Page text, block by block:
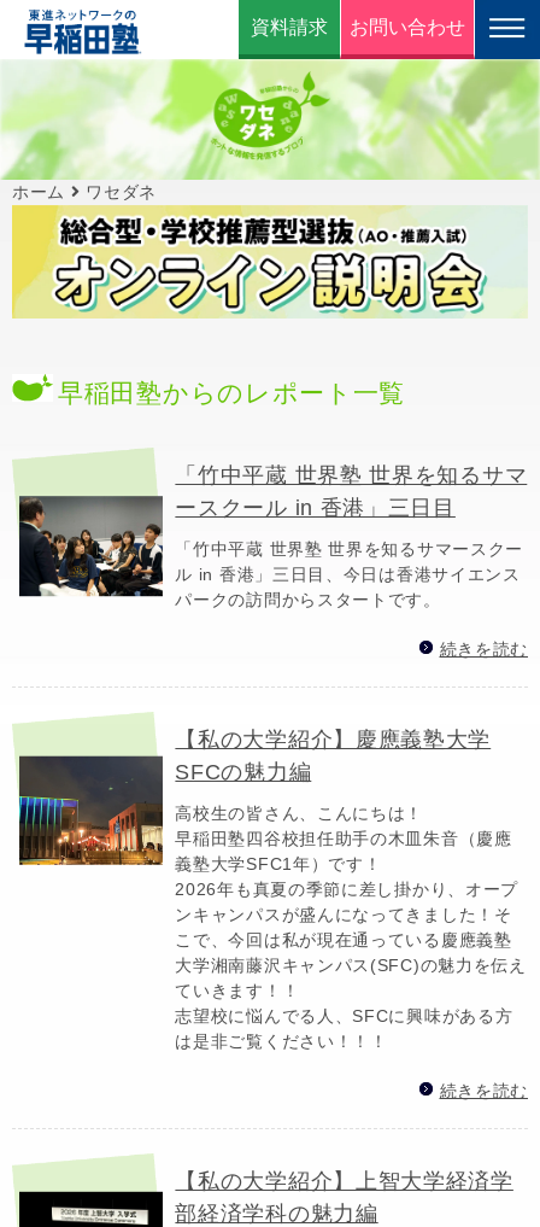
資料請求 お問い合わせ
ホーム ワセダネ
早稲田塾からのレポート一覧
「竹中平蔵 世界塾 世界を知るサマ
ースクール in 香港」三日目
「竹中平蔵 世界塾 世界を知るサマースクー
ル in 香港」三日目、今日は香港サイエンス
パークの訪問からスタートです。
続きを読む
【私の大学紹介】慶應義塾大学
SFCの魅力編
高校生の皆さん、こんにちは！
早稲田塾四谷校担任助手の木皿朱音（慶應
義塾大学SFC1年）です！
2026年も真夏の季節に差し掛かり、オープ
ンキャンパスが盛んになってきました！そ
こで、今回は私が現在通っている慶應義塾
大学湘南藤沢キャンパス(SFC)の魅力を伝え
ていきます！！
志望校に悩んでる人、SFCに興味がある方
は是非ご覧ください！！！
続きを読む
【私の大学紹介】上智大学経済学
部経済学科の魅力編